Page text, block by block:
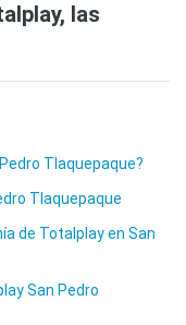
las
Tlaquepaque?
Tlaquepaque
de Totalplay en San
San Pedro